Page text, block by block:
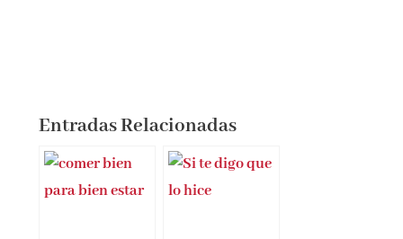
Entradas Relacionadas